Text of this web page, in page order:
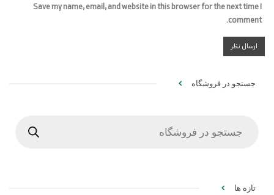
Save my name, email, and website in this browser for the next time I
comment.
جستجو در فروشگاه
تازه ها